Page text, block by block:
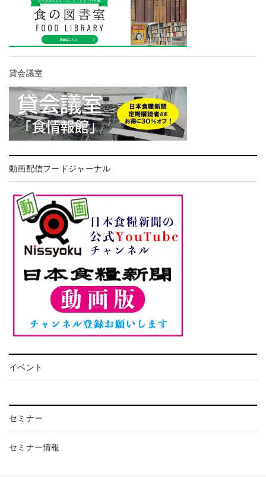
貸会議室
動画配信フードジャーナル
イベント
セミナー
セミナー情報